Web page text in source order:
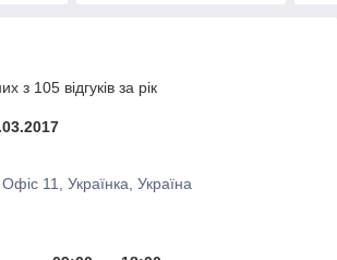
з 105 відгуків за рік
11, Українка, Україна